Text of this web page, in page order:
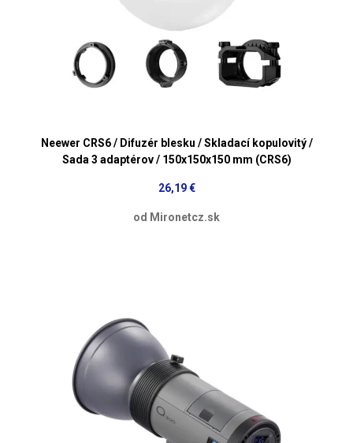
Neewer CRS6 / Difuzér blesku / Skladací kopulovitý /
Sada 3 adaptérov / 150x150x150 mm (CRS6)
26,19 €
od Mironetcz.sk